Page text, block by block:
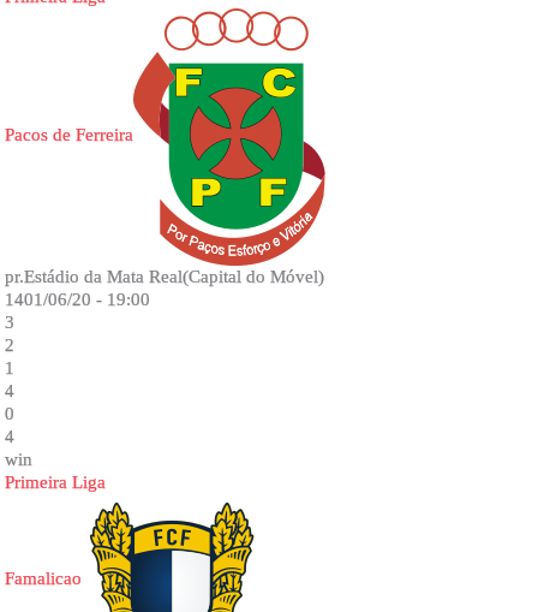
Pacos de Ferreira
pr.Estádio da Mata Real(Capital do Móvel)
1401/06/20 - 19:00
3
2
1
4
0
4
win
Primeira Liga
Famalicao